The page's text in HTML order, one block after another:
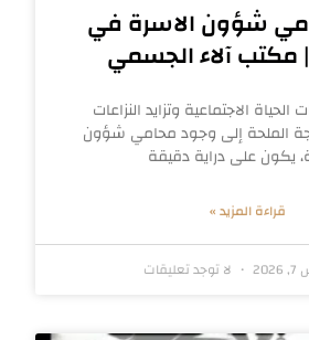
شؤون الاسرة في
مكتب آلاء الجسمي
الاجتماعية وتزايد النزاعات
الملحة إلى وجود محامي شؤون
يكون على دراية دقيقة
قراءة المزيد »
لا توجد تعليقات